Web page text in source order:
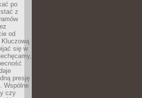
po
z
od
Kluczową
się w
presję
Wspólne
czy